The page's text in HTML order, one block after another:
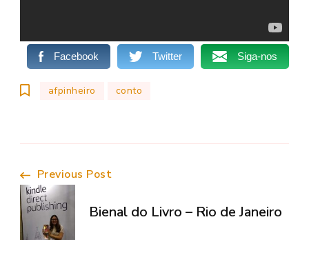
Facebook Twitter Siga-nos
afpinheiro conto
Navegação
de
Previous Post
Bienal do Livro – Rio de Janeiro